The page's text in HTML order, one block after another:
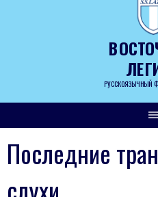
РУССКОЯЗЫЧНЫЙ
Последние